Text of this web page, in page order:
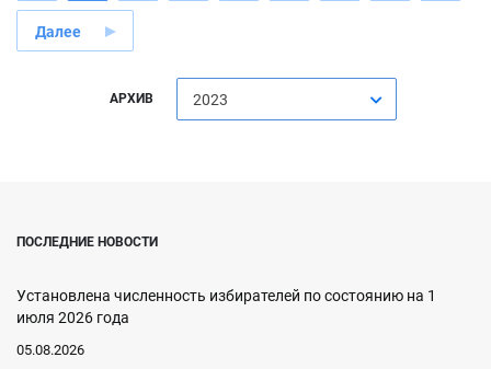
Далее
АРХИВ 2023
ПОСЛЕДНИЕ НОВОСТИ
Установлена численность избирателей по состоянию на 1
июля 2026 года
05.08.2026